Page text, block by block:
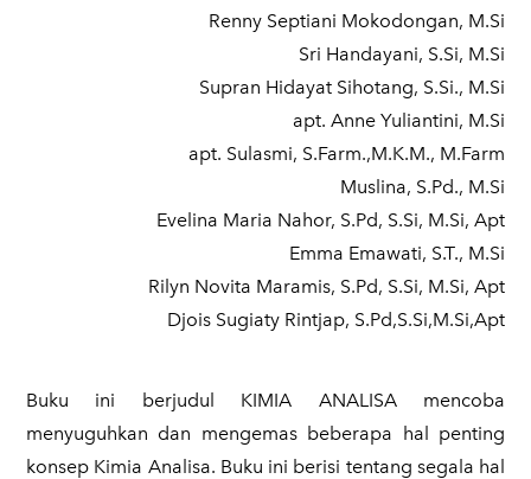
Renny Septiani Mokodongan, M.Si
Sri Handayani, S.Si, M.Si
Supran Hidayat Sihotang, S.Si., M.Si
apt. Anne Yuliantini, M.Si
apt. Sulasmi, S.Farm.,M.K.M., M.Farm
Muslina, S.Pd., M.Si
Evelina Maria Nahor, S.Pd, S.Si, M.Si, Apt
Emma Emawati, S.T., M.Si
Rilyn Novita Maramis, S.Pd, S.Si, M.Si, Apt
Djois Sugiaty Rintjap, S.Pd,S.Si,M.Si,Apt
​Buku ini berjudul KIMIA ANALISA mencoba
menyuguhkan dan mengemas beberapa hal penting
konsep Kimia Analisa. Buku ini berisi tentang segala hal